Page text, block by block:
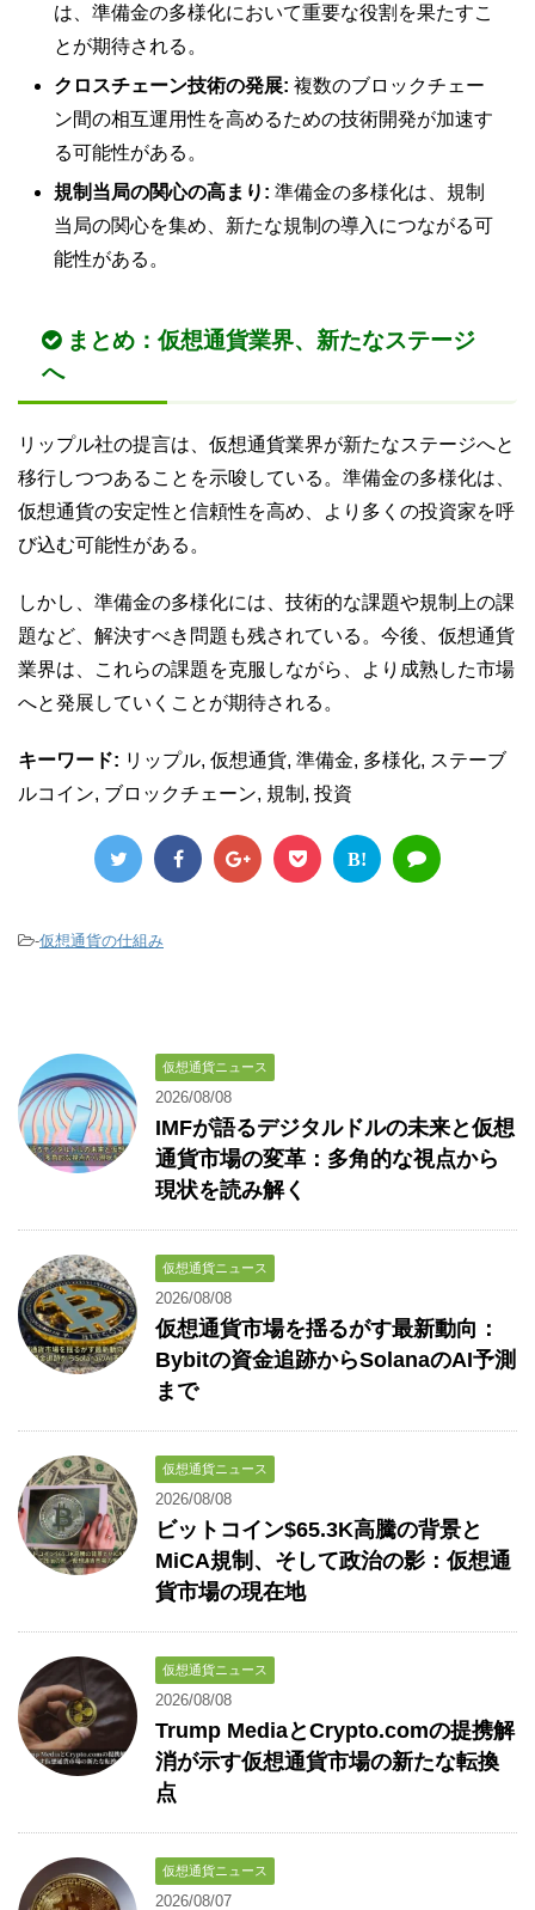
は、準備金の多様化において重要な役割を果たすこ
とが期待される。
クロスチェーン技術の発展: 複数のブロックチェー
ン間の相互運用性を高めるための技術開発が加速す
る可能性がある。
規制当局の関心の高まり: 準備金の多様化は、規制
当局の関心を集め、新たな規制の導入につながる可
能性がある。
まとめ：仮想通貨業界、新たなステージ
へ
リップル社の提言は、仮想通貨業界が新たなステージへと
移行しつつあることを示唆している。準備金の多様化は、
仮想通貨の安定性と信頼性を高め、より多くの投資家を呼
び込む可能性がある。
しかし、準備金の多様化には、技術的な課題や規制上の課
題など、解決すべき問題も残されている。今後、仮想通貨
業界は、これらの課題を克服しながら、より成熟した市場
へと発展していくことが期待される。
キーワード: リップル, 仮想通貨, 準備金, 多様化, ステーブ
ルコイン, ブロックチェーン, 規制, 投資
B!
-仮想通貨の仕組み
仮想通貨ニュース
2026/08/08
IMFが語るデジタルドルの未来と仮想
通貨市場の変革：多角的な視点から
現状を読み解く
仮想通貨ニュース
2026/08/08
仮想通貨市場を揺るがす最新動向：
Bybitの資金追跡からSolanaのAI予測
まで
仮想通貨ニュース
2026/08/08
ビットコイン$65.3K高騰の背景と
MiCA規制、そして政治の影：仮想通
貨市場の現在地
仮想通貨ニュース
2026/08/08
Trump MediaとCrypto.comの提携解
消が示す仮想通貨市場の新たな転換
点
仮想通貨ニュース
2026/08/07